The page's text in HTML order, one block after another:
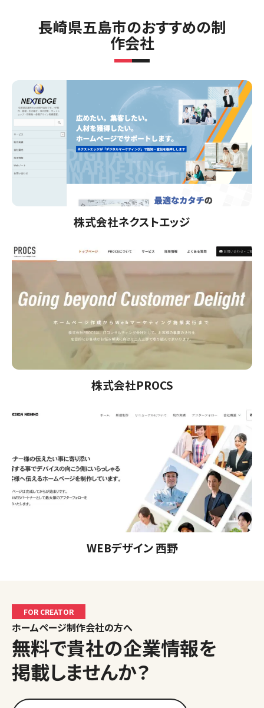
長崎県五島市のおすすめの制
作会社
株式会社ネクストエッジ
株式会社PROCS
WEBデザイン 西野
FOR CREATOR
ホームページ制作会社の方へ
無料で貴社の企業情報を
掲載しませんか？